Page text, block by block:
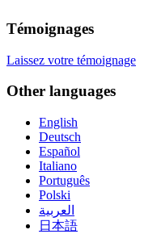
Témoignages
Laissez votre témoignage
Other languages
English
Deutsch
Español
Italiano
Português
Polski
العربية
日本語